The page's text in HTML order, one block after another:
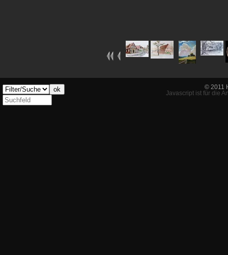
ok
© 2011
Javascript ist für die